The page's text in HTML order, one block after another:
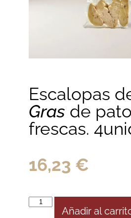
16,23 €
Añadir al
Escalopas
Gras de pato
frescas.